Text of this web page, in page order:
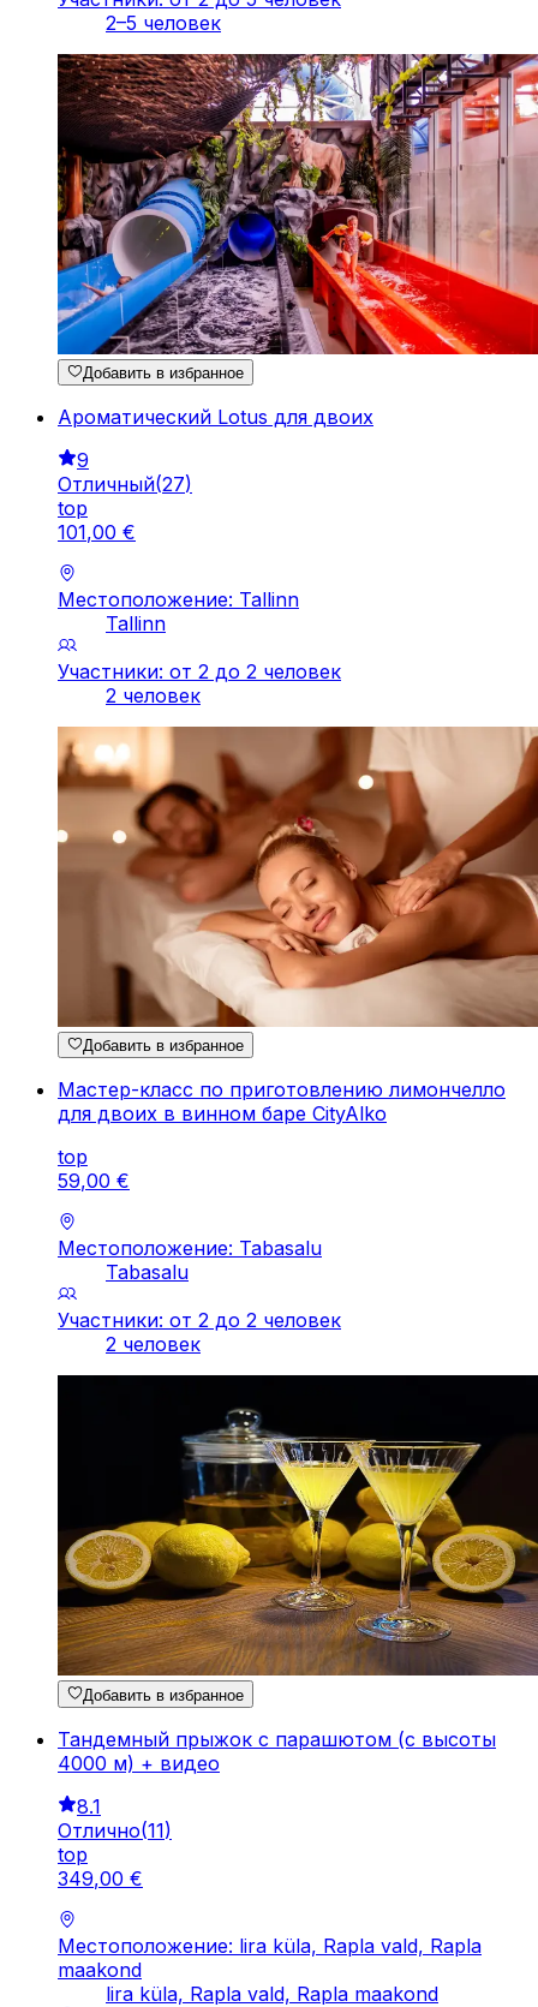
2–5 человек
Добавить в избранное
Ароматический Lotus для двоих
9
Отличный(27)
top
101,00 €
Местоположение: Tallinn
Tallinn
Участники: от 2 до 2 человек
2 человек
Добавить в избранное
Мастер-класс по приготовлению лимончелло
для двоих в винном баре CityAlko
top
59,00 €
Местоположение: Tabasalu
Tabasalu
Участники: от 2 до 2 человек
2 человек
Добавить в избранное
Тандемный прыжок с парашютом (с высоты
4000 м) + видео
8.1
Отлично(11)
top
349,00 €
Местоположение: lira küla, Rapla vald, Rapla
maakond
lira küla, Rapla vald, Rapla maakond